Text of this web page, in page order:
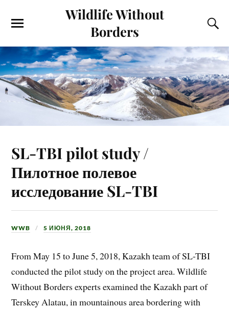
Wildlife Without
Borders
SL-TBI pilot study /
Пилотное полевое
исследование SL-TBI
WWB 5 ИЮНЯ, 2018
From May 15 to June 5, 2018, Kazakh team of SL-TBI
conducted the pilot study on the project area. Wildlife
Without Borders experts examined the Kazakh part of
Terskey Alatau, in mountainous area bordering with